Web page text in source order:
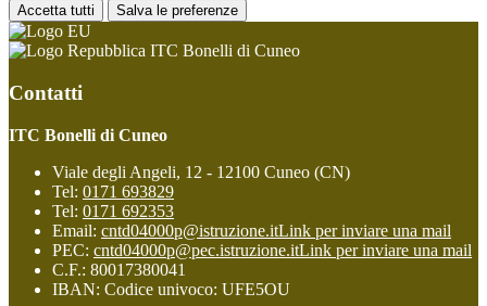
Accetta tutti Salva le preferenze
ITC Bonelli di Cuneo
Contatti
ITC Bonelli di Cuneo
Viale degli Angeli, 12 - 12100 Cuneo (CN)
Tel: 0171 693829
Tel: 0171 692353
Email: cntd04000p@istruzione.itLink per inviare una mail
PEC: cntd04000p@pec.istruzione.itLink per inviare una mail
C.F.: 80017380041
IBAN: Codice univoco: UFE5OU